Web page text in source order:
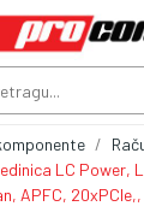
LC Power,
APFC,